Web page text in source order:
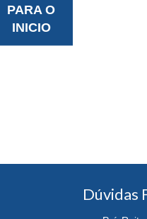
PARA O
INICIO
Dúvidas